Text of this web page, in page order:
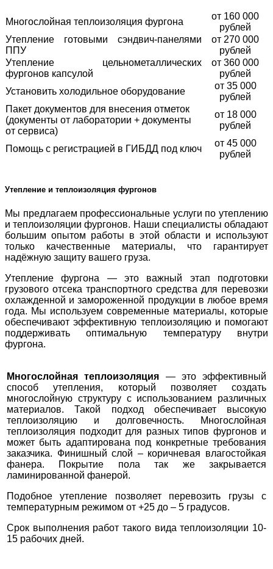
Многослойная теплоизоляция фургона
от 160 000
рублей
Утепление готовыми сэндвич-панелями
ППУ
от 270 000
рублей
Утепление цельнометаллических
фургонов капсулой
от 360 000
рублей
Установить холодильное оборудование
от 35 000
рублей
Пакет документов для внесения отметок
(документы от лаборатории + документы
от сервиса)
от 18 000
рублей
Помощь с регистрацией в ГИБДД под ключ
от 45 000
рублей
Утепление и теплоизоляция фургонов
Мы предлагаем профессиональные услуги по утеплению
и теплоизоляции фургонов. Наши специалисты обладают
большим опытом работы в этой области и используют
только качественные материалы, что гарантирует
надёжную защиту вашего груза.
Утепление фургона — это важный этап подготовки
грузового отсека транспортного средства для перевозки
охлажденной и замороженной продукции в любое время
года. Мы используем современные материалы, которые
обеспечивают эффективную теплоизоляцию и помогают
поддерживать оптимальную температуру внутри
фургона.
Многослойная теплоизоляция — это эффективный
способ утепления, который позволяет создать
многослойную структуру с использованием различных
материалов. Такой подход обеспечивает высокую
теплоизоляцию и долговечность. Многослойная
теплоизоляция подходит для разных типов фургонов и
может быть адаптирована под конкретные требования
заказчика. Финишный слой – коричневая влагостойкая
фанера. Покрытие пола так же закрывается
ламинированной фанерой.
Подобное утепление позволяет перевозить грузы с
температурным режимом от +25 до – 5 градусов.
Срок выполнения работ такого вида теплоизоляции 10-
15 рабочих дней.